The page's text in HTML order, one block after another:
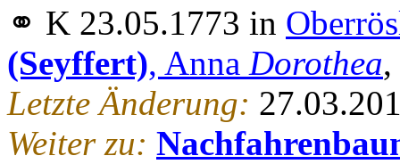
⚭ K 23.05.1773 in
(Seyffert), Anna Dorothea
Letzte Änderung:
Weiter zu: